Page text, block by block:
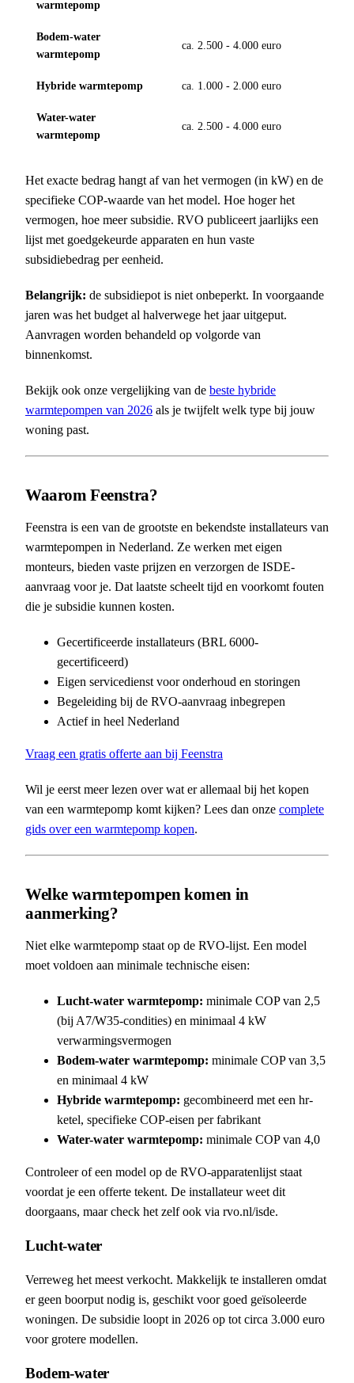
warmtepomp
Bodem-water
warmtepomp
ca. 2.500 - 4.000 euro
Hybride warmtepomp ca. 1.000 - 2.000 euro
Water-water
warmtepomp
ca. 2.500 - 4.000 euro
Het exacte bedrag hangt af van het vermogen (in kW) en de
specifieke COP-waarde van het model. Hoe hoger het
vermogen, hoe meer subsidie. RVO publiceert jaarlijks een
lijst met goedgekeurde apparaten en hun vaste
subsidiebedrag per eenheid.
Belangrijk: de subsidiepot is niet onbeperkt. In voorgaande
jaren was het budget al halverwege het jaar uitgeput.
Aanvragen worden behandeld op volgorde van
binnenkomst.
Bekijk ook onze vergelijking van de beste hybride
warmtepompen van 2026 als je twijfelt welk type bij jouw
woning past.
Waarom Feenstra?
Feenstra is een van de grootste en bekendste installateurs van
warmtepompen in Nederland. Ze werken met eigen
monteurs, bieden vaste prijzen en verzorgen de ISDE-
aanvraag voor je. Dat laatste scheelt tijd en voorkomt fouten
die je subsidie kunnen kosten.
Gecertificeerde installateurs (BRL 6000-
gecertificeerd)
Eigen servicedienst voor onderhoud en storingen
Begeleiding bij de RVO-aanvraag inbegrepen
Actief in heel Nederland
Vraag een gratis offerte aan bij Feenstra
Wil je eerst meer lezen over wat er allemaal bij het kopen
van een warmtepomp komt kijken? Lees dan onze complete
gids over een warmtepomp kopen.
Welke warmtepompen komen in
aanmerking?
Niet elke warmtepomp staat op de RVO-lijst. Een model
moet voldoen aan minimale technische eisen:
Lucht-water warmtepomp: minimale COP van 2,5
(bij A7/W35-condities) en minimaal 4 kW
verwarmingsvermogen
Bodem-water warmtepomp: minimale COP van 3,5
en minimaal 4 kW
Hybride warmtepomp: gecombineerd met een hr-
ketel, specifieke COP-eisen per fabrikant
Water-water warmtepomp: minimale COP van 4,0
Controleer of een model op de RVO-apparatenlijst staat
voordat je een offerte tekent. De installateur weet dit
doorgaans, maar check het zelf ook via rvo.nl/isde.
Lucht-water
Verreweg het meest verkocht. Makkelijk te installeren omdat
er geen boorput nodig is, geschikt voor goed geïsoleerde
woningen. De subsidie loopt in 2026 op tot circa 3.000 euro
voor grotere modellen.
Bodem-water